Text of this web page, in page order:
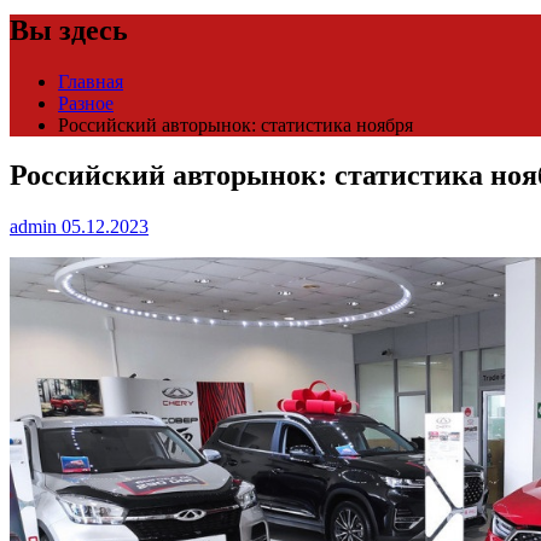
Вы здесь
Главная
Разное
Российский авторынок: статистика ноября
Российский авторынок: статистика
admin 05.12.2023